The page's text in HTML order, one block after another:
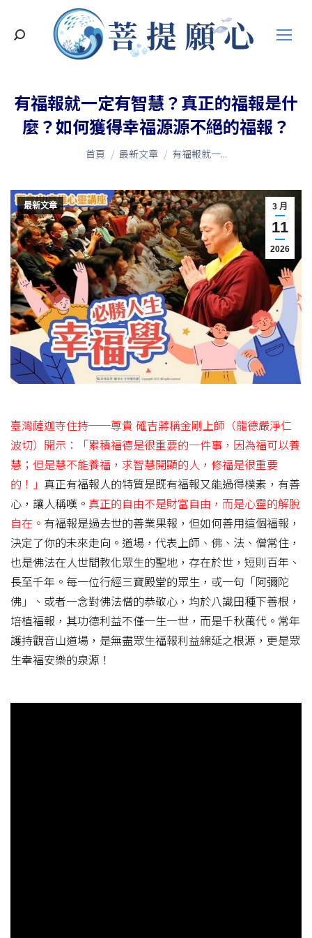
搜
有福報就一定有智慧？真正的福報是什
麼？如何獲得幸福源源不絕的福報？
您在這裡：
首頁 最新文章 有福報就一...
3 月
11
2026
最新文章
臺灣薩迦寺住持──尊貴 確吉蔣稱金剛上師（龍德嚴淨仁
波切）開示：「累積福德是很重要的一件事，因為福可以養
慧；但是慧不能養福，求智慧開顯的人，修福是很重要
的！」 真正有福報人的特質是既有福報又能過得樸素，有善
心，讓人稱嘆。 真正的自由不是財富自由，而是心靈的解脫
自在。 有福報是過去世的善業果報，但如何善用這個福報，
決定了你的未來走向。道場，代表上師、佛、法、僧常住，
也是佛法在人世間教化眾生的聖地，存在於世，短則百年、
長至千年。每一位行經三寶殿堂的眾生，或一句「阿彌陀
佛」、或者一念對佛法僧的恭敬心，均於八識田種下善根，
培植福報，其功德利益不僅一生一世，而是千秋萬代。常年
護持觀音山道場，是無盡眾生福報利益綿延之根源，更是眾
生幸福安樂的泉源！